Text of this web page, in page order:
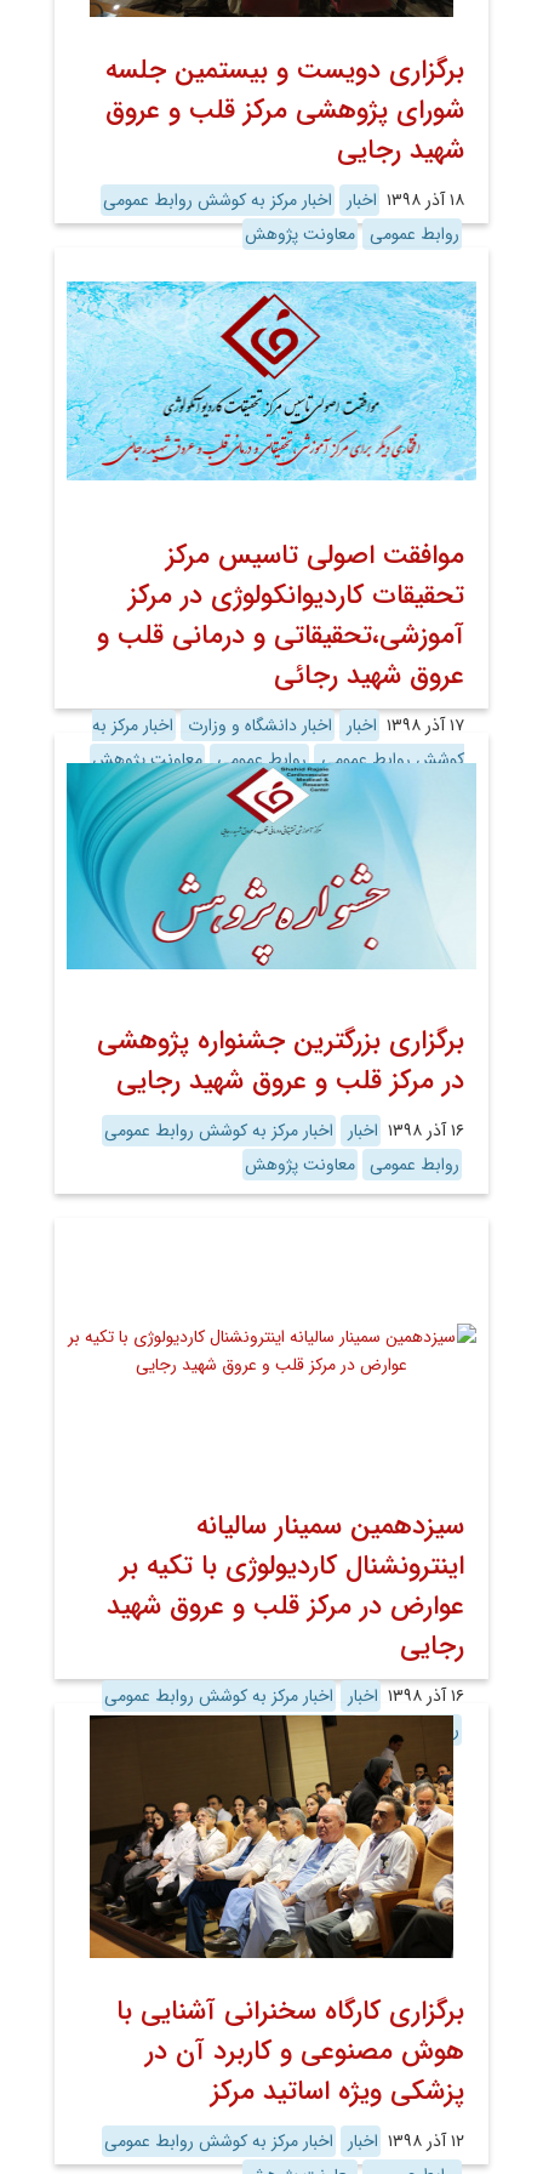
برگزاری دویست و بیستمین جلسه
شورای پژوهشی مرکز قلب و عروق
شهید رجایی
۱۸ آذر ۱۳۹۸ اخبار
اخبار مرکز به کوشش روابط عمومی
روابط عمومی معاونت پژوهش
موافقت اصولی تاسیس مرکز
تحقیقات کاردیوانکولوژی در مرکز
آموزشی،تحقیقاتی و درمانی قلب و
عروق شهید رجائی
۱۷ آذر ۱۳۹۸ اخبار اخبار دانشگاه و وزارت
اخبار مرکز به
کوشش روابط عمومی روابط عمومی معاونت پژوهش
برگزاری بزرگترین جشنواره پژوهشی
در مرکز قلب و عروق شهید رجایی
۱۶ آذر ۱۳۹۸ اخبار
اخبار مرکز به کوشش روابط عمومی
روابط عمومی معاونت پژوهش
سیزدهمین سمینار سالیانه
اینترونشنال کاردیولوژی با تکیه بر
عوارض در مرکز قلب و عروق شهید
رجایی
۱۶ آذر ۱۳۹۸ اخبار
اخبار مرکز به کوشش روابط عمومی
روابط عمومی
معاونت پژوهش
برگزاری کارگاه سخنرانی آشنایی با
هوش مصنوعی و کاربرد آن در
پزشکی ویژه اساتید مرکز
۱۲ آذر ۱۳۹۸ اخبار
اخبار مرکز به کوشش روابط عمومی